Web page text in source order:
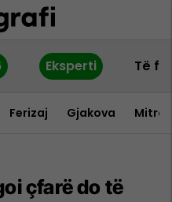
Eksperti Të
Ferizaj Gjakova
çfarë do të